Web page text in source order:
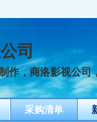
司
作，商洛影视公司
采购清单